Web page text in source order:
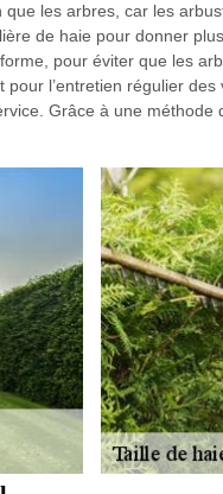
les arbres, car les
de haie pour donner
pour éviter que les
l’entretien régulier
Grâce à une